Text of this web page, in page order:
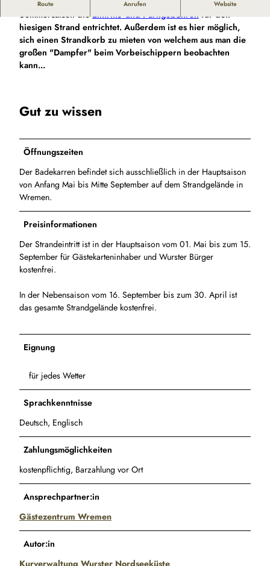
Route Anrufen Website
Sommersaison dieEintritts- und Parkgebührenfür den
hiesigen Strand entrichtet. Außerdem ist es hier möglich,
sich einen Strandkorb zu mieten von welchem aus man die
großen "Dampfer" beim Vorbeischippern beobachten
kann...
Gut zu wissen
Öffnungszeiten
Der Badekarren befindet sich ausschließlich in der Hauptsaison
von Anfang Mai bis Mitte September auf dem Strandgelände in
Wremen.
Preisinformationen
Der Strandeintritt ist in der Hauptsaison vom 01. Mai bis zum 15.
September für Gästekarteninhaber und Wurster Bürger
kostenfrei.
In der Nebensaison vom 16. September bis zum 30. April ist
das gesamte Strandgelände kostenfrei.
Eignung
für jedes Wetter
Sprachkenntnisse
Deutsch, Englisch
Zahlungsmöglichkeiten
kostenpflichtig, Barzahlung vor Ort
Ansprechpartner:in
Gästezentrum Wremen
Autor:in
Kurverwaltung Wurster Nordseeküste